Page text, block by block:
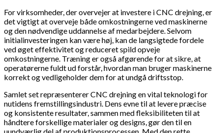
For virksomheder, der overvejer at investere i CNC drejning, er
det vigtigt at overveje både omkostningerne ved maskinerne
og den nødvendige uddannelse af medarbejdere. Selvom
initialinvesteringen kan være høj, kan de langsigtede fordele
ved øget effektivitet og reduceret spild opveje
omkostningerne. Træning er også afgørende for at sikre, at
operatørerne fuldt ud forstår, hvordan man bruger maskinerne
korrekt og vedligeholder dem for at undgå driftsstop.
Samlet set repræsenterer CNC drejning en vital teknologi for
nutidens fremstillingsindustri. Dens evne til at levere præcise
og konsistente resultater, sammen med fleksibiliteten til at
håndtere forskellige materialer og designs, gør den til en